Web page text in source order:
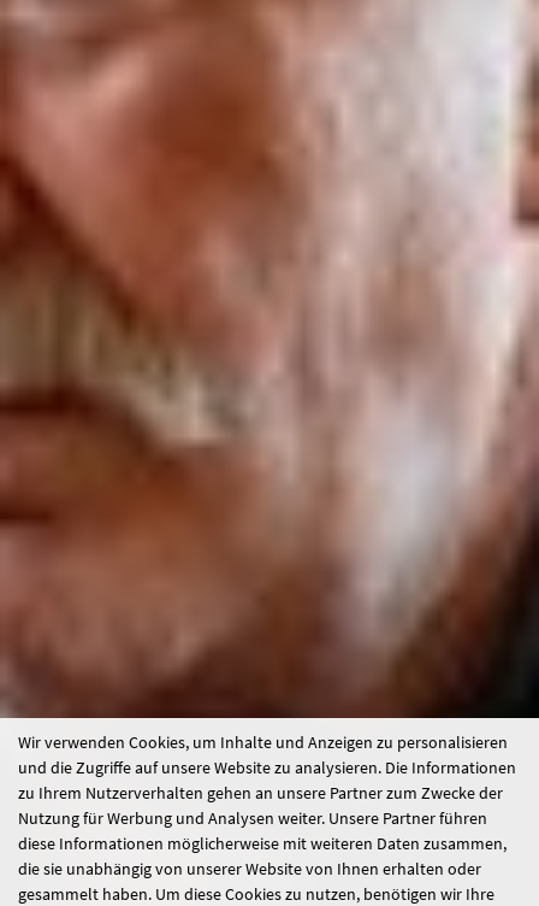
Wir verwenden Cookies, um Inhalte und Anzeigen zu personalisieren
und die Zugriffe auf unsere Website zu analysieren. Die Informationen
zu Ihrem Nutzerverhalten gehen an unsere Partner zum Zwecke der
Nutzung für Werbung und Analysen weiter. Unsere Partner führen
diese Informationen möglicherweise mit weiteren Daten zusammen,
die sie unabhängig von unserer Website von Ihnen erhalten oder
gesammelt haben. Um diese Cookies zu nutzen, benötigen wir Ihre